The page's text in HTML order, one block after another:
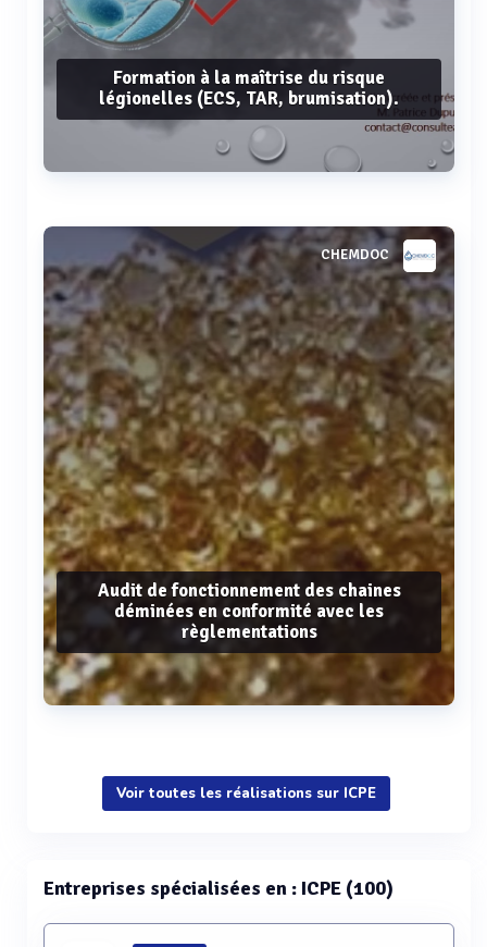
Formation à la maîtrise du risque
légionelles (ECS, TAR, brumisation).
Voir plus CHEMDOC
Audit de fonctionnement des chaines
déminées en conformité avec les
règlementations
Voir plus
Voir toutes les réalisations sur ICPE
Entreprises spécialisées en : ICPE (100)